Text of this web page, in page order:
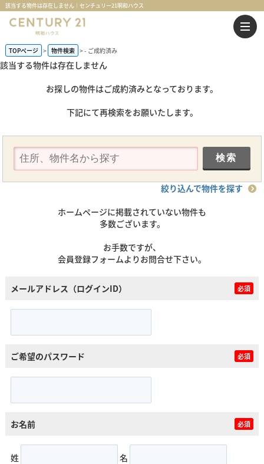
該当する物件は存在しません｜センチュリー21明和ハウス
TOPページ 物件検索 - ご成約済み
該当する物件は存在しません
お探しの物件はご成約済みとなっております。
下記にて再検索をお願いたします。
絞り込んで物件を探す
ホームページに掲載されていない物件も
多数ございます。
お手数ですが、
会員登録フォームよりお問合せ下さい。
メールアドレス（ログインID） 必須
ご希望のパスワード 必須
お名前 必須
姓 名